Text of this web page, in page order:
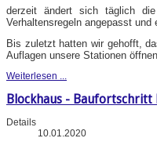
derzeit ändert sich täglich
Verhaltensregeln angepasst
Bis zuletzt hatten wir gehofft,
Auflagen unsere Stationen
Weiterlesen ...
Blockhaus - Baufortschritt
Details
10.01.2020